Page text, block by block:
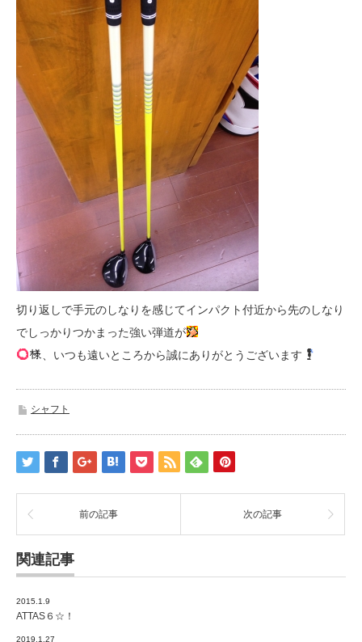
切り返しで手元のしなりを感じてインパクト付近から先のしなり
でしっかりつかまった強い弾道が
、いつも遠いところから誠にありがとうございます
シャフト
前の記事 次の記事
関連記事
2015.1.9
ATTAS６☆！
2019.1.27